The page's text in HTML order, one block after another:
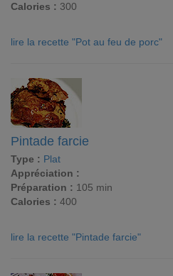
Calories : 300
lire la recette "Pot au feu de porc"
Pintade farcie
Type : Plat
Appréciation :
Préparation : 105 min
Calories : 400
lire la recette "Pintade farcie"